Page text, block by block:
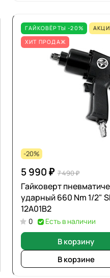
ГАЙКОВЁРТЫ -20%
ХИТ ПРОДАЖ
-20%
5 990 ₽ 7 490 ₽
Гайковерт
ударный 660 Nm 1/2" SHTELWHEEL
12A01B2
0 Есть в наличии
В корзину
В корзине